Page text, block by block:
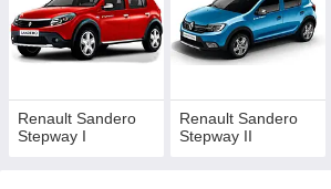
Renault Sandero
Stepway I
Renault Sandero
Stepway II